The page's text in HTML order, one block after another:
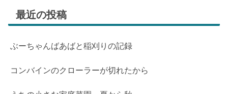
最近の投稿
ぶーちゃんばあばと稲刈りの記録
コンバインのクローラーが切れたから